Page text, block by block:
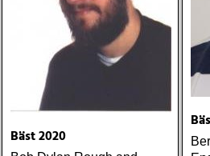
Bäst 2020